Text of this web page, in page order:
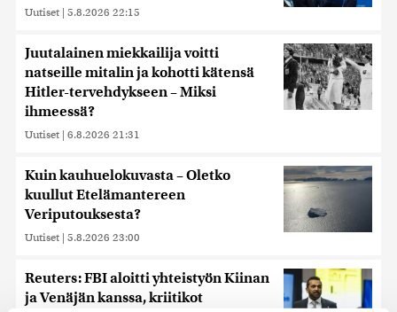
Uutiset | 5.8.2026 22:15
Juutalainen miekkailija voitti
natseille mitalin ja kohotti kätensä
Hitler-tervehdykseen – Miksi
ihmeessä?
Uutiset | 6.8.2026 21:31
Kuin kauhuelokuvasta – Oletko
kuullut Etelämantereen
Veriputouksesta?
Uutiset | 5.8.2026 23:00
Reuters: FBI aloitti yhteistyön Kiinan
ja Venäjän kanssa, kriitikot